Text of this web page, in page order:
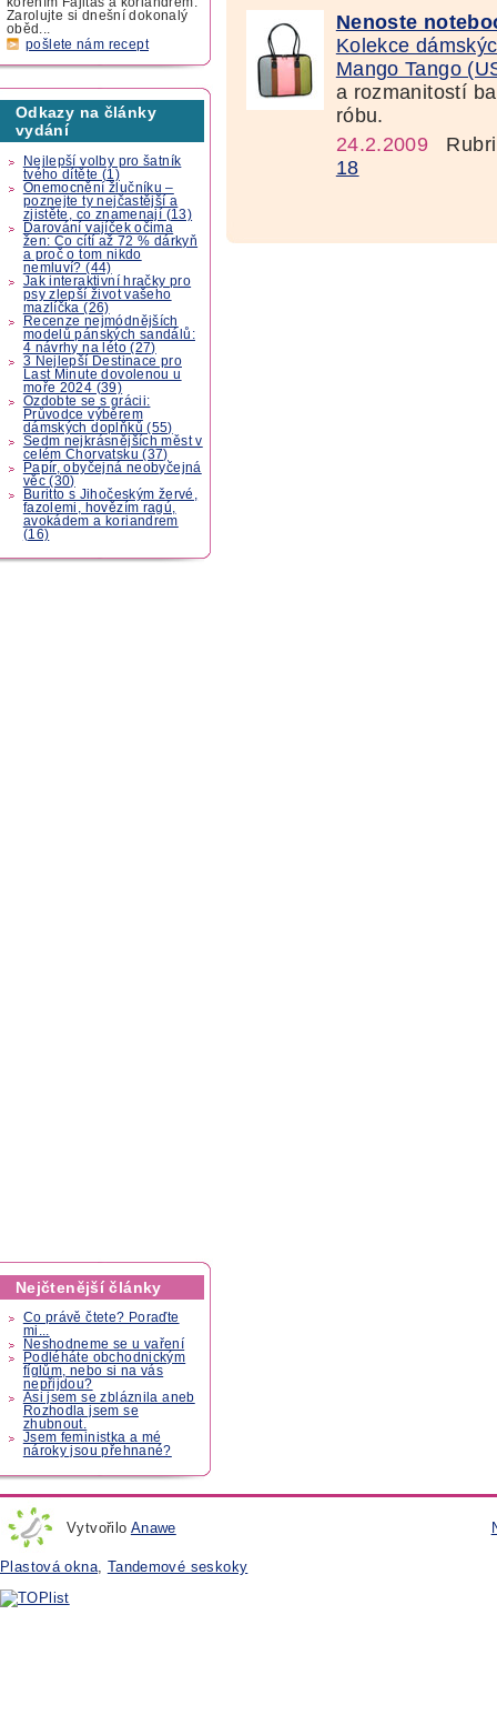
Zarolujte si dnešní dokonalý
oběd...
pošlete nám recept
Odkazy na články
vydání
Nejlepší volby pro šatník
tvého dítěte (1)
Onemocnění žlučníku –
poznejte ty nejčastější a
zjistěte, co znamenají (13)
Darování vajíček očima
žen: Co cítí až 72 % dárkyň
a proč o tom nikdo
nemluví? (44)
Jak interaktivní hračky pro
psy zlepší život vašeho
mazlíčka (26)
Recenze nejmódnějších
modelů pánských sandálů:
4 návrhy na léto (27)
3 Nejlepší Destinace pro
Last Minute dovolenou u
moře 2024 (39)
Ozdobte se s grácii:
Průvodce výběrem
dámských doplňků (55)
Sedm nejkrásnějších měst v
celém Chorvatsku (37)
Papír, obyčejná neobyčejná
věc (30)
Buritto s Jihočeským žervé,
fazolemi, hovězím ragú,
avokádem a koriandrem
(16)
Nejčtenější články
Co právě čtete? Poraďte
mi...
Neshodneme se u vaření
Podléháte obchodnickým
fíglům, nebo si na vás
nepřijdou?
Asi jsem se zbláznila aneb
Rozhodla jsem se
zhubnout.
Jsem feministka a mé
nároky jsou přehnané?
Nenoste
Kolekce
Mango Tango
a rozmanitostí
róbu.
24.2.2009
18
Vytvořilo Anawe
Plastová okna, Tandemové seskoky